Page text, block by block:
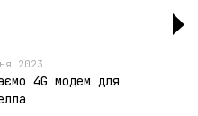
2023
4G модем для